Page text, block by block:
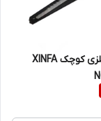
کاتر تمام فلزی کوچک XINFA